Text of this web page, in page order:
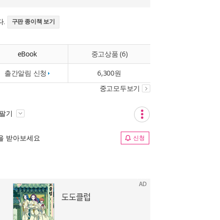
. 구판 종이책 보기
eBook 중고상품 (6)
출간알림 신청 6,300원
중고모두보기
기
받아보세요 신청